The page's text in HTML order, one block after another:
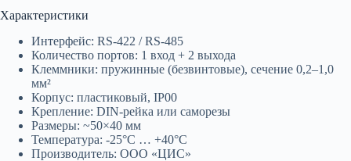
Характеристики
Интерфейс: RS-422 / RS-485
Количество портов: 1 вход + 2 выхода
Клеммники: пружинные (безвинтовые), сечение 0,2–1,0
мм²
Корпус: пластиковый, IP00
Крепление: DIN-рейка или саморезы
Размеры: ~50×40 мм
Температура: -25°C … +40°C
Производитель: ООО «ЦИС»